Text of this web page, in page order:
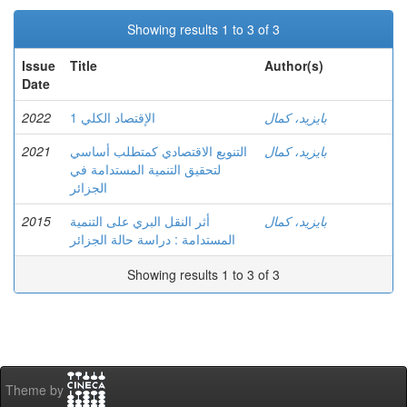
Showing results 1 to 3 of 3
Issue
Date
Title Author(s)
2022 الإقتصاد الكلي 1
بايزيد، كمال
2021
التنويع الاقتصادي كمتطلب أساسي
لتحقيق التنمية المستدامة في
الجزائر
بايزيد، كمال
2015
أثر النقل البري على التنمية
المستدامة : دراسة حالة الجزائر
بايزيد، كمال
Showing results 1 to 3 of 3
Theme by